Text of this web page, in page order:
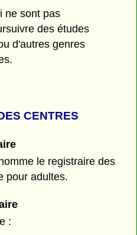
ne sont pas
des études
d'autres genres
CENTRES
le registraire des
pour adultes.
: